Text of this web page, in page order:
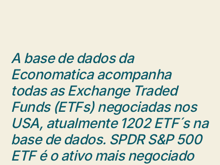
A base de dados da
Economatica acompanha
todas as Exchange Traded
Funds (ETFs) negociadas nos
USA, atualmente 1202 ETF´s na
base de dados. SPDR S&P 500
ETF é o ativo mais negociado